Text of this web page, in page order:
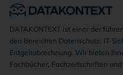
DATAKONTEXT ist einer der
den Bereichen Datenschutz, IT-
Entgeltabrechnung. Wir bieten
Fachbücher, Fachzeitschriften